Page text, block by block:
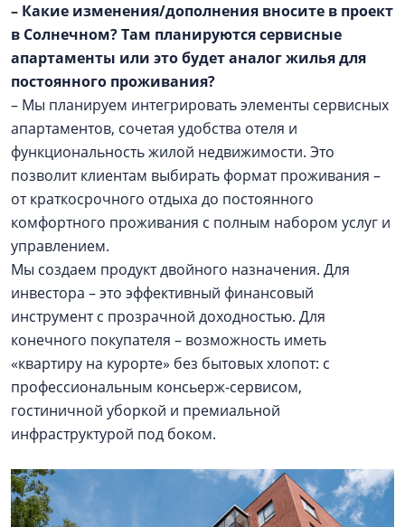
– Какие изменения/дополнения вносите в проект
в Солнечном? Там планируются сервисные
апартаменты или это будет аналог жилья для
постоянного проживания?
– Мы планируем интегрировать элементы сервисных
апартаментов, сочетая удобства отеля и
функциональность жилой недвижимости. Это
позволит клиентам выбирать формат проживания –
от краткосрочного отдыха до постоянного
комфортного проживания с полным набором услуг и
управлением.
Мы создаем продукт двойного назначения. Для
инвестора – это эффективный финансовый
инструмент с прозрачной доходностью. Для
конечного покупателя – возможность иметь
«квартиру на курорте» без бытовых хлопот: с
профессиональным консьерж-сервисом,
гостиничной уборкой и премиальной
инфраструктурой под боком.